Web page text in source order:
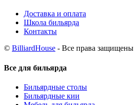
Доставка и оплата
Школа бильярда
Контакты
© BilliardHouse - Все права защищены
Все для бильярда
Бильярдные столы
Бильярдные кии